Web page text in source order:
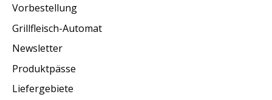
Vorbestellung
Grillfleisch-Automat
Newsletter
Produktpässe
Liefergebiete